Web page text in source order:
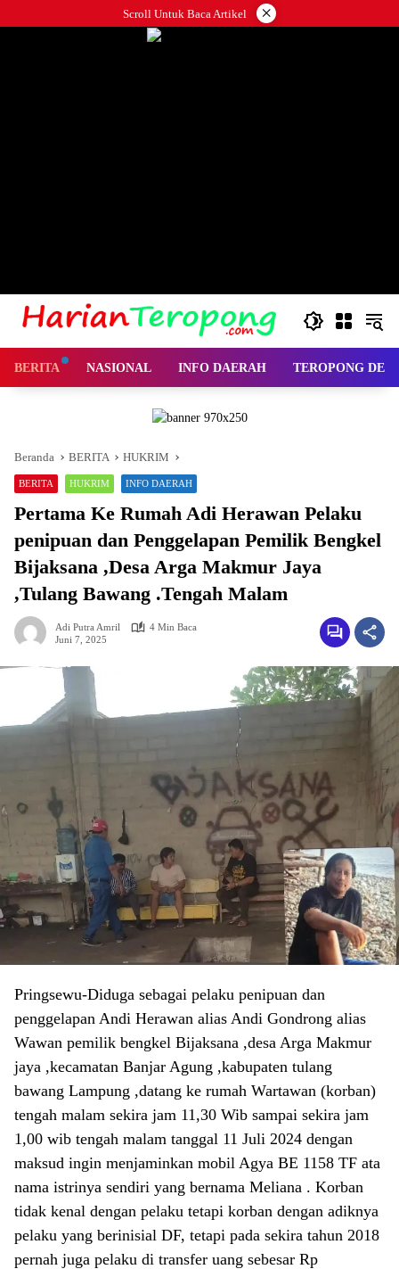
ke
Scroll Untuk Baca Artikel ×
BERITA NASIONAL INFO DAERAH TEROPONG
Beranda BERITA HUKRIM
BERITA HUKRIM INFO DAERAH
Pertama Ke Rumah Adi Herawan Pelaku
penipuan dan Penggelapan Pemilik Bengkel
Bijaksana ,Desa Arga Makmur Jaya
,Tulang Bawang .Tengah Malam
Adi Putra Amril
4 Min Baca
Juni 7, 2025
Pringsewu-Diduga sebagai pelaku penipuan dan
penggelapan Andi Herawan alias Andi Gondrong alias
Wawan pemilik bengkel Bijaksana ,desa Arga Makmur
jaya ,kecamatan Banjar Agung ,kabupaten tulang
bawang Lampung ,datang ke rumah Wartawan (korban)
tengah malam sekira jam 11,30 Wib sampai sekira jam
1,00 wib tengah malam tanggal 11 Juli 2024 dengan
maksud ingin menjaminkan mobil Agya BE 1158 TF ata
nama istrinya sendiri yang bernama Meliana . Korban
tidak kenal dengan pelaku tetapi korban dengan adiknya
pelaku yang berinisial DF, tetapi pada sekira tahun 2018
pernah juga pelaku di transfer uang sebesar Rp